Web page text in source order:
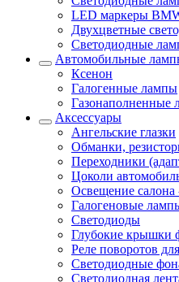
LED маркеры
Двухцветные
Светодиодные
Автомобильные
Ксенон
Галогенные лампы
Газонаполненные
Аксессуары
Ангельские глазки
Обманки,
Переходники
Цоколи
Освещение салона
Галогеновые
Светодиоды
Глубокие крышки
Реле поворотов
Светодиодные
Светодиодная